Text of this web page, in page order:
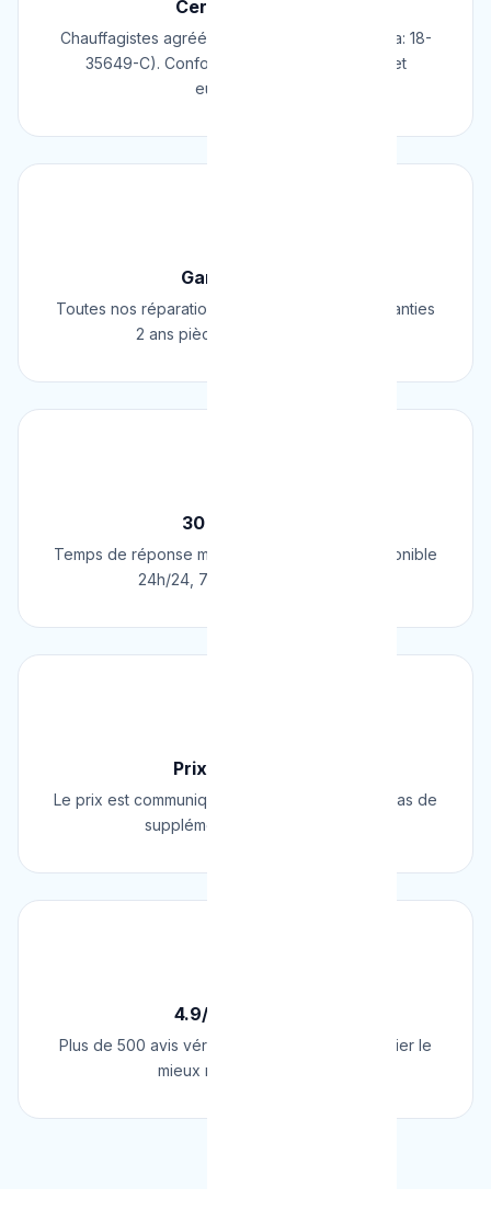
Certifié & Agréé
Chauffagistes agréés Cerga/Cedicol (N° Cerga: 18-
35649-C). Conformes aux normes belges et
européennes.
Garantie 2 Ans
Toutes nos réparations et installations sont garanties
2 ans pièces et main d'œuvre.
30 Min Chrono
Temps de réponse moyen de 30 minutes. Disponible
24h/24, 7j/7, 365 jours par an.
Prix Fixe Garanti
Le prix est communiqué AVANT l'intervention. Pas de
supplément surprise, jamais.
4.9/5 sur Google
Plus de 500 avis vérifiés sur Google. Le plombier le
mieux noté de Belgique.